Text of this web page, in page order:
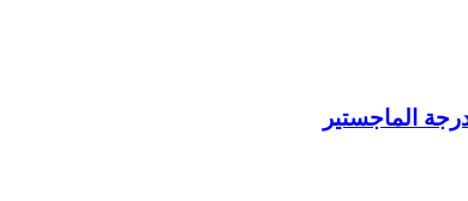
الماجستير